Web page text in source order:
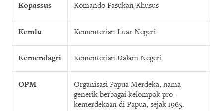
Kopassus Komando Pasukan Khusus
Kemlu Kementerian Luar Negeri
Kemendagri Kementerian Dalam Negeri
OPM
Organisasi Papua Merdeka, nama
generik berbagai kelompok pro-
kemerdekaan di Papua, sejak 1965.